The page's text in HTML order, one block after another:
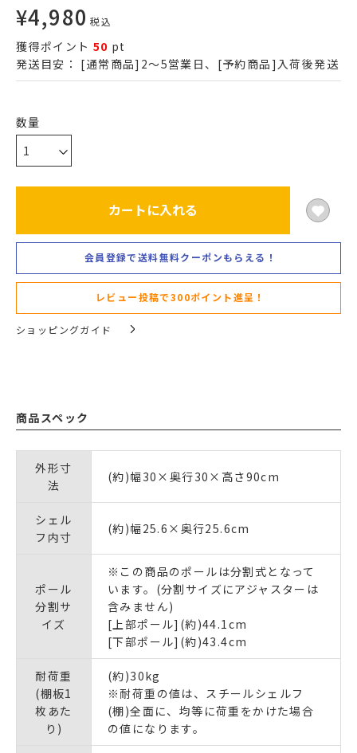
¥4,980 税込
獲得ポイント 50 pt
発送目安： [通常商品]2～5営業日、[予約商品]入荷後発送
カートに入れる
会員登録で送料無料クーポンもらえる！
レビュー投稿で300ポイント進呈！
ショッピングガイド
商品スペック
外形寸
法
(約)幅30×奥行30×高さ90cm
シェル
フ内寸
(約)幅25.6×奥行25.6cm
ポール
分割サ
イズ
※この商品のポールは分割式となって
います。(分割サイズにアジャスターは
含みません)
[上部ポール](約)44.1cm
[下部ポール](約)43.4cm
耐荷重
(棚板1
枚あた
り)
(約)30kg
※耐荷重の値は、スチールシェルフ
(棚)全面に、均等に荷重をかけた場合
の値になります。